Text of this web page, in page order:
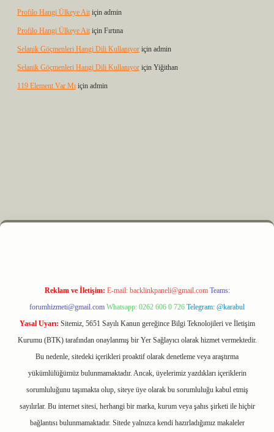
Profilo Hangi Ülkeye Ait için admin
Profilo Hangi Ülkeye Ait için Fırtına
Selanik Göçmenleri Hangi Dili Kullanıyor için admin
Selanik Göçmenleri Hangi Dili Kullanıyor için Yiğithan
119 Element Var Mı için admin
elexbet
Reklam ve İletişim: E-mail: backlinkpaneli@gmail.com Teams:
forumhizmeti@gmail.com Whatsapp: 0262 606 0 726 Telegram: @karabul
Yasal Uyarı: Sitemiz, 5651 Sayılı Kanun gereğince Bilgi Teknolojileri ve İletişim
Kurumu (BTK) tarafından onaylanmış bir Yer Sağlayıcı olarak hizmet vermektedir.
Bu nedenle, sitedeki içerikleri proaktif olarak denetleme veya araştırma
yükümlülüğümüz bulunmamaktadır. Ancak, üyelerimiz yazdıkları içeriklerin
sorumluluğunu taşımakta olup, siteye üye olarak bu sorumluluğu kabul etmiş
sayılırlar. Bu internet sitesi, herhangi bir marka, kurum veya şahıs şirketi ile hiçbir
bağlantısı bulunmamaktadır. Sitede yalnızca kendi hazırladığımız makaleler